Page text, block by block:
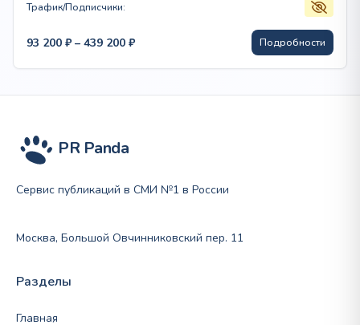
Трафик/Подписчики:
93 200 ₽ – 439 200 ₽Диапазон
93
Подробности
PR Panda
Сервис публикаций в СМИ №1 в России
Москва, Большой Овчинниковский пер. 11
Разделы
Главная